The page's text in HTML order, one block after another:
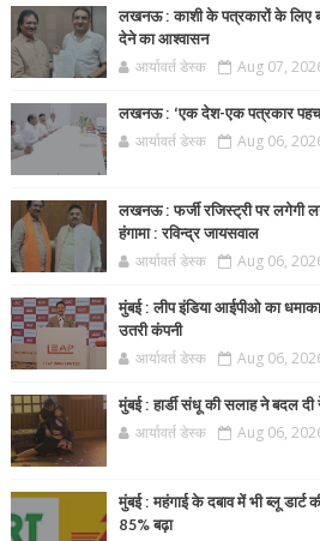
लखनऊ : काशी के पत्रकारों के लिए
देने का आश्वासन
आर्यावर्त डेस्क Aug 07,
लखनऊ : ‘एक देश-एक पत्रकार
आर्यावर्त डेस्क Aug 06,
लखनऊ : फर्जी रजिस्ट्री पर लगेगी
हंगामा : रविन्द्र जायसवाल
आर्यावर्त डेस्क Aug 06,
मुंबई : लीप इंडिया आईपीओ का
उतरी कंपनी
आर्यावर्त डेस्क Aug 06,
मुंबई : हार्डी संधू की सलाह ने बदल
आर्यावर्त डेस्क Aug 06,
मुंबई : महंगाई के दबाव में भी ब्लू
85% बढ़ा